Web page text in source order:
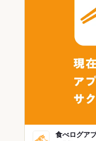
食べログア